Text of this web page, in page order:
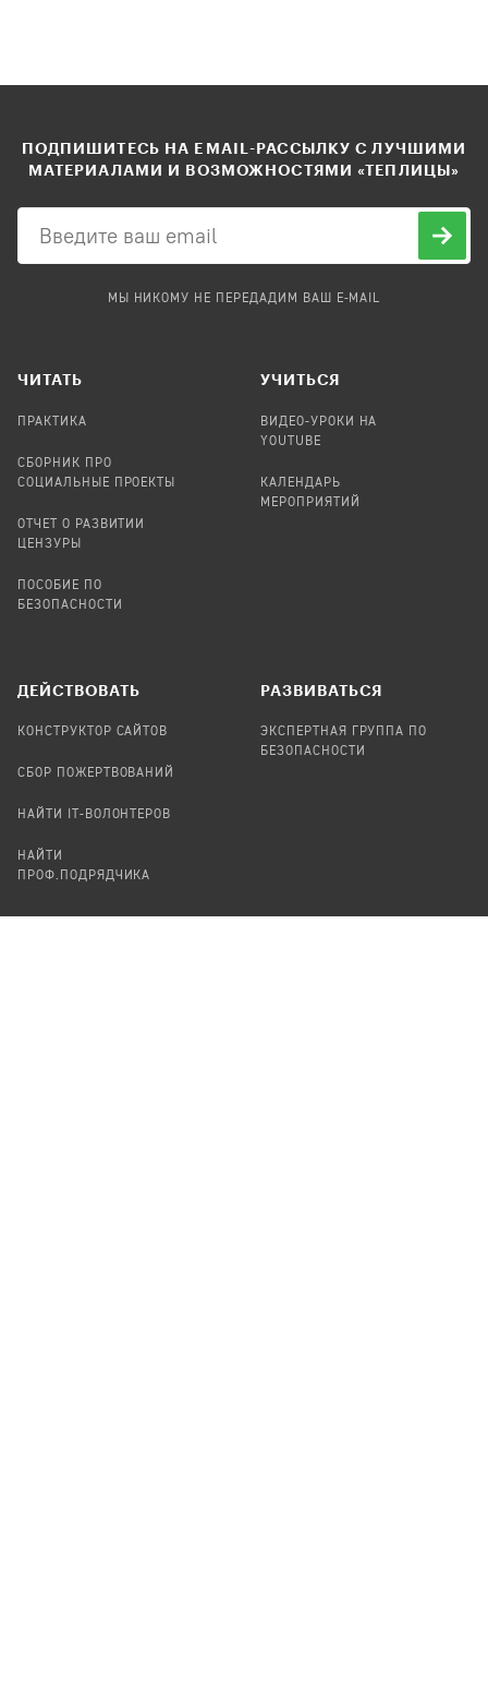
ПОДПИШИТЕСЬ НА EMAIL-РАССЫЛКУ С ЛУЧШИМИ
МАТЕРИАЛАМИ И ВОЗМОЖНОСТЯМИ «ТЕПЛИЦЫ»
МЫ НИКОМУ НЕ ПЕРЕДАДИМ ВАШ E-MAIL
ЧИТАТЬ
ПРАКТИКА
СБОРНИК ПРО
СОЦИАЛЬНЫЕ ПРОЕКТЫ
ОТЧЕТ О РАЗВИТИИ
ЦЕНЗУРЫ
ПОСОБИЕ ПО
БЕЗОПАСНОСТИ
УЧИТЬСЯ
ВИДЕО-УРОКИ НА
YOUTUBE
КАЛЕНДАРЬ
МЕРОПРИЯТИЙ
ДЕЙСТВОВАТЬ
КОНСТРУКТОР САЙТОВ
СБОР ПОЖЕРТВОВАНИЙ
НАЙТИ IT-ВОЛОНТЕРОВ
НАЙТИ
ПРОФ.ПОДРЯДЧИКА
РАЗВИВАТЬСЯ
ЭКСПЕРТНАЯ ГРУППА ПО
БЕЗОПАСНОСТИ